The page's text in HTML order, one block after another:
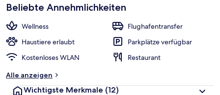
Beliebte Annehmlichkeiten
Wellness
Flughafentransfer
Haustiere erlaubt
Parkplätze verfügbar
Kostenloses WLAN
Restaurant
Alle anzeigen
Wichtigste Merkmale (12)